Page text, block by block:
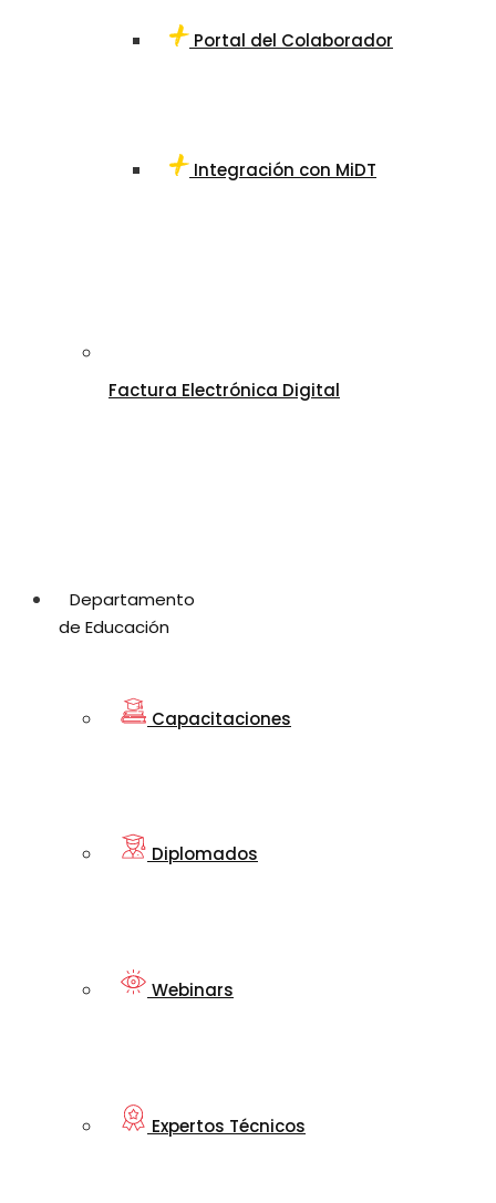
Portal del Colaborador
Integración con MiDT
Factura Electrónica Digital
Departamento
de Educación
Capacitaciones
Diplomados
Webinars
Expertos Técnicos